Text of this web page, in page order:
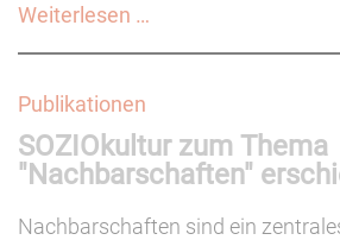
Weiterlesen …
Kultur
kommt!
Publikationen
SOZIOkultur zum Thema
"Nachbarschaften"
Nachbarschaften sind ein